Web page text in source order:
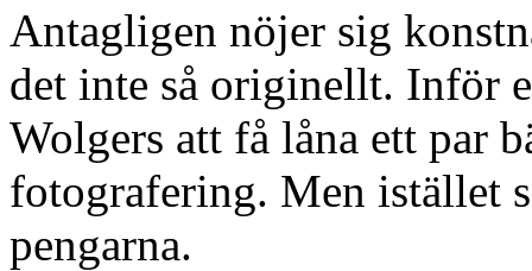
Antagligen nöjer sig
det inte så originellt. Inför
Wolgers att få låna ett par
fotografering. Men istället
pengarna.